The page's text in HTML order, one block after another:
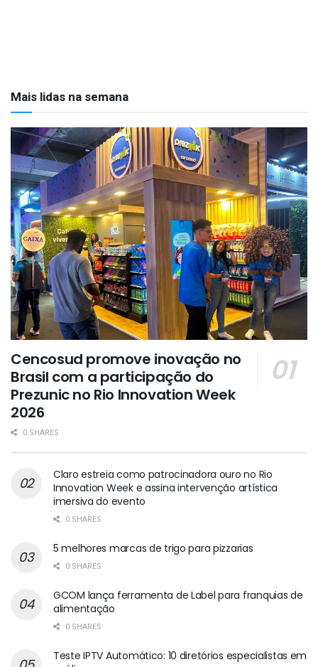
Mais lidas na semana
Cencosud promove inovação no
Brasil com a participação do
Prezunic no Rio Innovation Week
2026
0 SHARES
Claro estreia como patrocinadora ouro no Rio
Innovation Week e assina intervenção artística
imersiva do evento
0 SHARES
5 melhores marcas de trigo para pizzarias
0 SHARES
GCOM lança ferramenta de Label para franquias de
alimentação
0 SHARES
Teste IPTV Automático: 10 diretórios especialistas em